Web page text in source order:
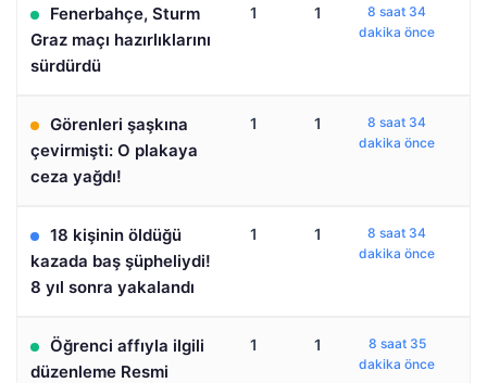
Fenerbahçe, Sturm
Graz maçı hazırlıklarını
sürdürdü
1 1
8 saat 34
dakika önce
Görenleri şaşkına
çevirmişti: O plakaya
ceza yağdı!
1 1
8 saat 34
dakika önce
18 kişinin öldüğü
kazada baş şüpheliydi!
8 yıl sonra yakalandı
1 1
8 saat 34
dakika önce
Öğrenci affıyla ilgili
düzenleme Resmi
1 1
8 saat 35
dakika önce